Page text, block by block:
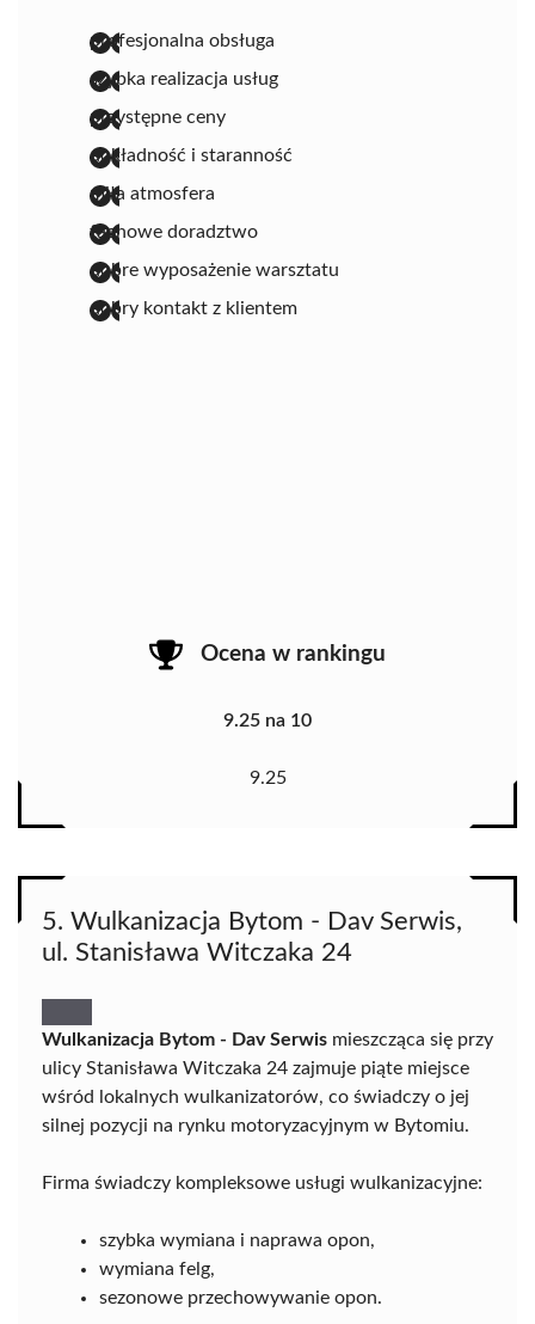
profesjonalna obsługa
szybka realizacja usług
przystępne ceny
dokładność i staranność
miła atmosfera
fachowe doradztwo
dobre wyposażenie warsztatu
dobry kontakt z klientem
Ocena w rankingu
9.25 na 10
9.25
5. Wulkanizacja Bytom - Dav Serwis,
ul. Stanisława Witczaka 24
Wulkanizacja Bytom - Dav Serwis mieszcząca się przy
ulicy Stanisława Witczaka 24 zajmuje piąte miejsce
wśród lokalnych wulkanizatorów, co świadczy o jej
silnej pozycji na rynku motoryzacyjnym w Bytomiu.
Firma świadczy kompleksowe usługi wulkanizacyjne:
szybka wymiana i naprawa opon,
wymiana felg,
sezonowe przechowywanie opon.